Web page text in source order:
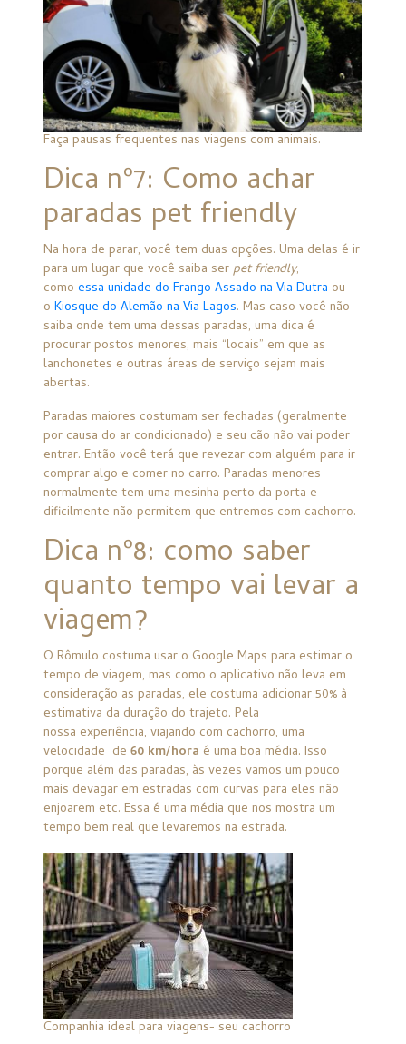
Faça pausas frequentes nas viagens com animais.
Dica nº7: Como achar
paradas pet friendly
Na hora de parar, você tem duas opções. Uma delas é ir
para um lugar que você saiba serpet friendly,
comoessa unidade do Frango Assado na Via Dutra ou
oKiosque do Alemão na Via Lagos. Mas caso você não
saiba onde tem uma dessas paradas, uma dica é
procurar postos menores, mais “locais” em que as
lanchonetes e outras áreas de serviço sejam mais
abertas.
Paradas maiores costumam ser fechadas (geralmente
por causa do ar condicionado) e seu cão não vai poder
entrar. Então você terá que revezar com alguém para ir
comprar algo e comer no carro. Paradas menores
normalmente tem uma mesinha perto da porta e
dificilmente não permitem que entremos com cachorro.
Dica nº8: como saber
quanto tempo vai levar a
viagem?
O Rômulo costuma usar o Google Maps para estimar o
tempo de viagem, mas como o aplicativo não leva em
consideração as paradas, ele costuma adicionar 50% à
estimativa da duração do trajeto. Pela
nossa experiência, viajando com cachorro, uma
velocidade de60 km/hora é uma boa média. Isso
porque além das paradas, às vezes vamos um pouco
mais devagar em estradas com curvas para eles não
enjoarem etc. Essa é uma média que nos mostra um
tempo bem real que levaremos na estrada.
Companhia ideal para viagens- seu cachorro